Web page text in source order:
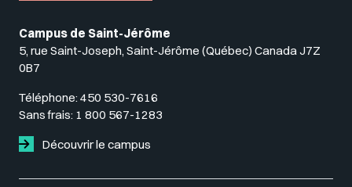
Campus de Saint-Jérôme
5, rue Saint-Joseph, Saint-Jérôme (Québec) Canada J7Z
0B7
Téléphone: 450 530-7616
Sans frais: 1 800 567-1283
Découvrir le campus